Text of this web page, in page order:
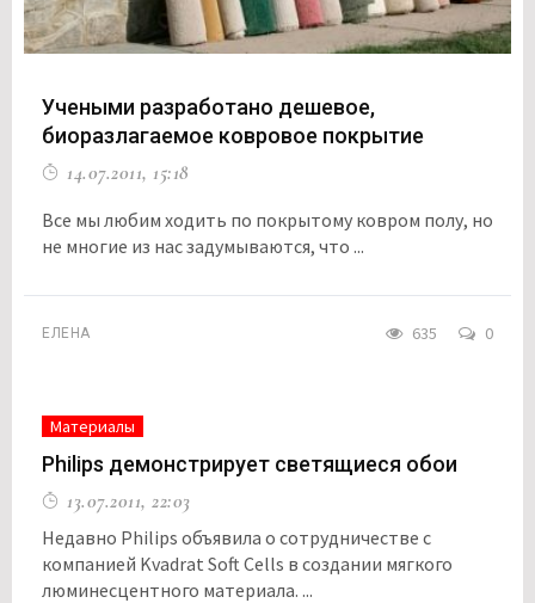
Учеными разработано дешевое,
биоразлагаемое ковровое покрытие
14.07.2011, 15:18
Все мы любим ходить по покрытому ковром полу, но
не многие из нас задумываются, что ...
ЕЛЕНА 635 0
Материалы
Philips демонстрирует светящиеся обои
13.07.2011, 22:03
Недавно Philips объявила о сотрудничестве с
компанией Kvadrat Soft Cells в создании мягкого
люминесцентного материала. ...